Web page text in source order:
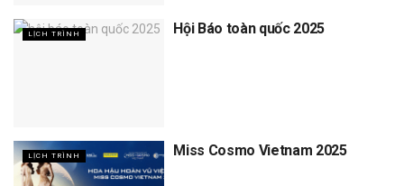
LỊCH TRÌNH Hội Báo toàn quốc 2025
LỊCH TRÌNH Miss Cosmo Vietnam 2025